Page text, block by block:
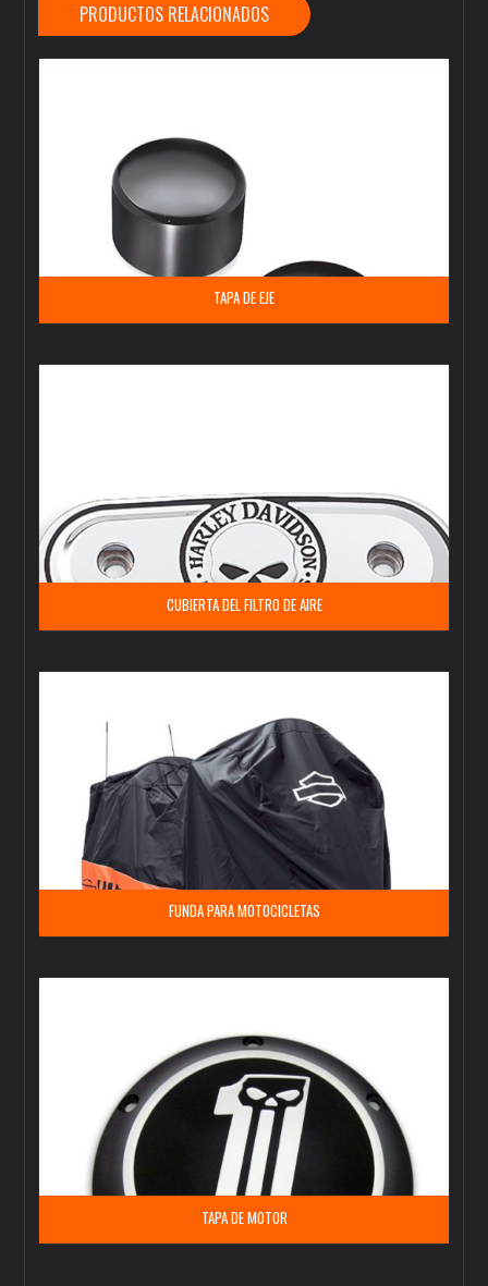
PRODUCTOS RELACIONADOS
TAPA DE EJE
CUBIERTA DEL FILTRO DE AIRE
FUNDA PARA MOTOCICLETAS
TAPA DE MOTOR